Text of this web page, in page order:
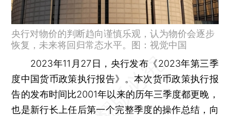
央行对物价的判断趋向谨慎乐观，认为物价会逐步
恢复，未来将回归常态水平。图：视觉中国
2023年11月27日，央行发布《2023年第三季
度中国货币政策执行报告》。本次货币政策执行报
告的发布时间比2001年以来的历年三季度都更晚，
也是新行长上任后第一个完整季度的操作总结，向